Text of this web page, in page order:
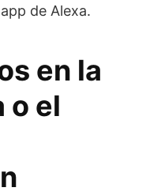
de Alexa.
en la
o el